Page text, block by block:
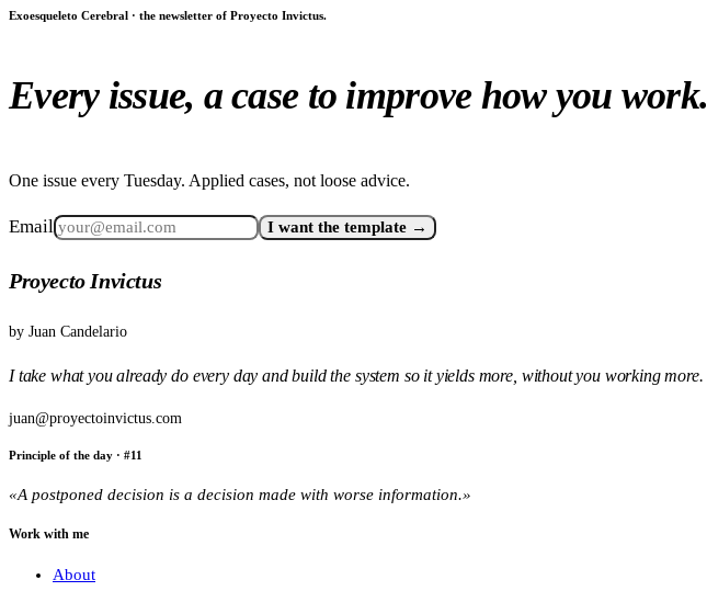
Exoesqueleto Cerebral · the newsletter of Proyecto Invictus.
Every issue, a case to improve how you work.
One issue every Tuesday. Applied cases, not loose advice.
Email I want the template →
Proyecto Invictus
by Juan Candelario
I take what you already do every day and build the system so it yields more, without you working more.
juan@proyectoinvictus.com
Principle of the day · #11
«A postponed decision is a decision made with worse information.»
Work with me
About